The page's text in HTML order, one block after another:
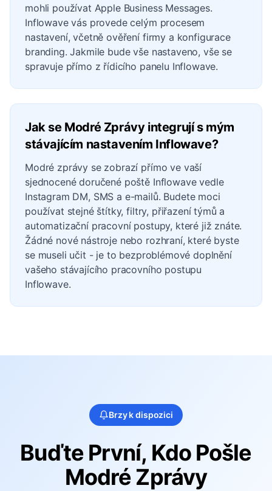
mohli používat Apple Business Messages.
Inflowave vás provede celým procesem
nastavení, včetně ověření firmy a konfigurace
branding. Jakmile bude vše nastaveno, vše se
spravuje přímo z řídicího panelu Inflowave.
Jak se Modré Zprávy integrují s mým
stávajícím nastavením Inflowave?
Modré zprávy se zobrazí přímo ve vaší
sjednocené doručené poště Inflowave vedle
Instagram DM, SMS a e-mailů. Budete moci
používat stejné štítky, filtry, přiřazení týmů a
automatizační pracovní postupy, které již znáte.
Žádné nové nástroje nebo rozhraní, které byste
se museli učit - je to bezproblémové doplnění
vašeho stávajícího pracovního postupu
Inflowave.
Brzy k dispozici
Buďte První, Kdo Pošle
Modré Zprávy